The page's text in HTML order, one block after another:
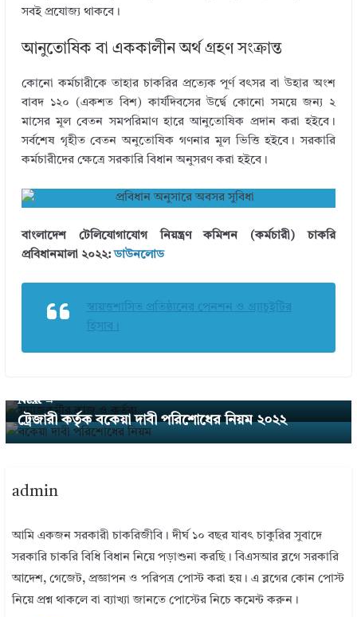
সবই প্রযোজ্য থাকবে।
আনুতোষিক বা এককালীন অর্থ গ্রহণ সংক্রান্ত
কোনো কর্মচারীকে তাহার চাকরির প্রত্যেক পূর্ণ বৎসর বা উহার অংশ
বাবদ ১২০ (একশত বিশ) কার্যদিবসের উর্দ্বে কোনো সময়ে জন্য ২
মাসের মূল বেতন সমপরিমাণ হারে আনুতোষিক প্রদান করা হইবে।
সর্বশেষ গৃহীত বেতন অনুতোষিক গণনার মূল ভিত্তি হইবে। সরকারি
কর্মচারীদের ক্ষেত্রে সরকারি বিধান অনুসরণ করা হইবে।
বাংলাদেশ টেলিযোগাযোগ নিয়ন্ত্রণ কমিশন (কর্মচারী) চাকরি
প্রবিধানমালা ২০২২:ডাউনলোড
স্বায়ত্তশাসিত প্রতিষ্ঠানের পেনশন ও গ্র্যাচুইটির
হিসাব।
০২২
Next →
ট্রেজারী কর্তৃক বকেয়া দাবী পরিশােধের নিয়ম ২০২২
admin
আমি একজন সরকারী চাকরিজীবি। দীর্ঘ ১০ বছর যাবৎ চাকুরির সুবাদে
সরকারি চাকরি বিধি বিধান নিয়ে পড়াশুনা করছি। বিএসআর ব্লগে সরকারি
আদেশ, গেজেট, প্রজ্ঞাপন ও পরিপত্র পোস্ট করা হয়। এ ব্লগের কোন পোস্ট
নিয়ে প্রশ্ন থাকলে বা ব্যাখ্যা জানতে পোস্টের নিচে কমেন্ট করুন।